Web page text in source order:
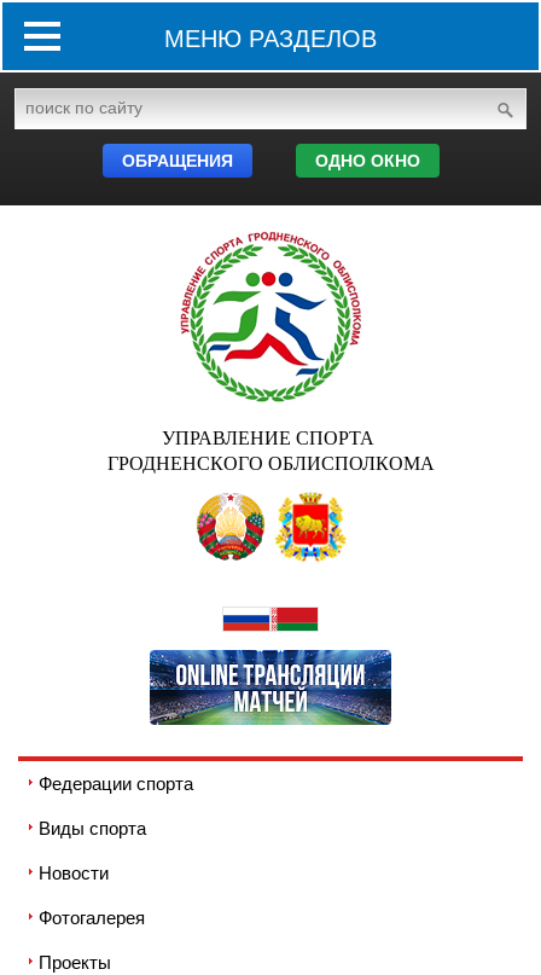
МЕНЮ РАЗДЕЛОВ
ОБРАЩЕНИЯ ОДНО ОКНО
УПРАВЛЕНИЕ СПОРТА
ГРОДНЕНСКОГО ОБЛИСПОЛКОМА
Федерации спорта
Виды спорта
Новости
Фотогалерея
Проекты